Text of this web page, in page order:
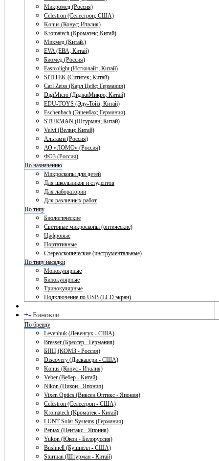
Микромед (Россия)
Celestron (Селестрон; США)
Konus (Конус; Италия)
Kromatech (Кроматек; Китай)
Микмед (Китай.)
EVA (ЕВА; Китай)
Биомед (Россия)
Eastcolight (Истколайт; Китай)
SITITEK (Сититек; Китай)
Carl Zeiss (Карл Цейс; Германия)
DigiMicro (ДиджиМикро; Китай)
EDU-TOYS (Эду-Тойз; Китай)
Eschenbach (Эшенбах; Германия)
STURMAN (Штурман; Китай)
Velvi (Велви; Китай)
Альтами (Россия)
АО «ЛОМО» (Россия)
ФОЗ (Россия)
По назначению
Микроскопы для детей
Для школьников и студентов
Для лаборатории
Для различных работ
По типу
Биологические
Световые микроскопы (оптические)
Цифровые
Портативные
Стереоскопические (инструментальные)
По типу насадки
Монокулярные
Бинокулярные
Тринокулярные
Подключение по USB (LCD экран)
+- Бинокли
По бренду
Levenhuk (Левенгук - США)
Bresser (Брессер - Германия)
БПЦ (КОМЗ - Россия)
Discovery (Дискавери - США)
Konus (Конус - Италия)
Veber (Вебер - Китай)
Nikon (Никон - Япония)
Vixen Optics (Виксен Оптикс - Япония)
Celestron (Селестрон - США)
Kromatech (Кроматек - Китай)
LUNT Solar Systems (Германия)
Pentax (Пентакс - Япония)
Yukon (Юкон - Белоруссия)
Bushnell (Бушнелл - США)
Sturman (Штурман - Китай)